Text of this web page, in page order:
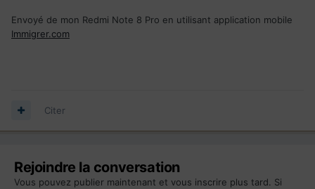
Envoyé de mon Redmi Note 8 Pro en utilisant application mobile
Immigrer.com
Citer
Rejoindre la conversation
Vous pouvez publier maintenant et vous inscrire plus tard. Si